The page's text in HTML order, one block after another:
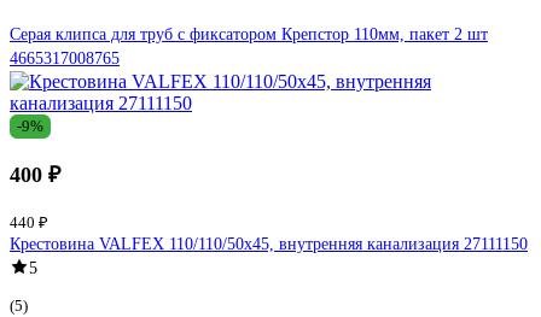
Серая клипса для труб с фиксатором Крепстор 110мм, пакет 2 шт
4665317008765​
-9%
400 ₽
440 ₽
Крестовина VALFEX 110/110/50x45, внутренняя канализация 27111150
5
(5)